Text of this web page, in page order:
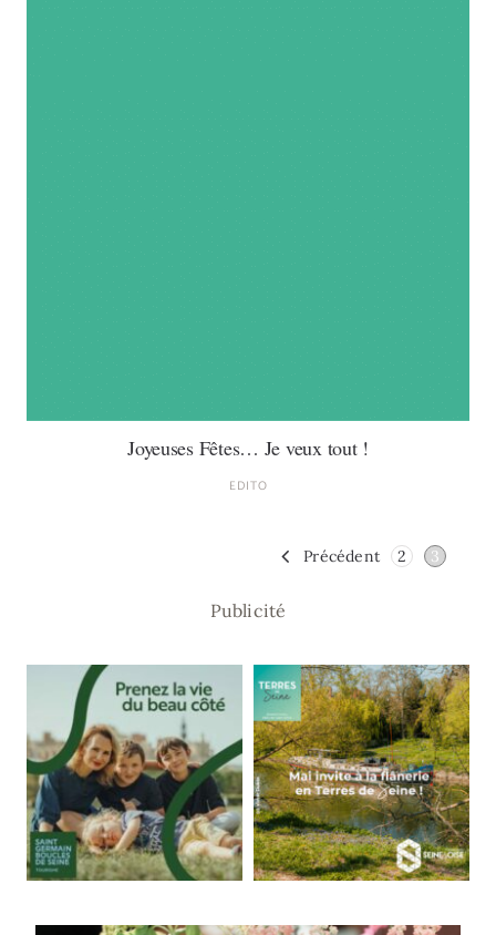
Joyeuses Fêtes… Je veux tout !
EDITO
Précédent 2 3
Publicité